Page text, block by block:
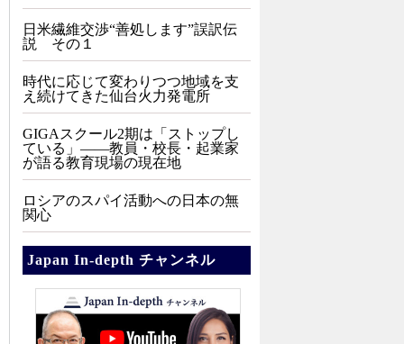
日米繊維交渉“善処します”誤訳伝
説 その１
時代に応じて変わりつつ地域を支
え続けてきた仙台火力発電所
GIGAスクール2期は「ストップし
ている」——教員・校長・起業家
が語る教育現場の現在地
ロシアのスパイ活動への日本の無
関心
Japan In-depth チャンネル